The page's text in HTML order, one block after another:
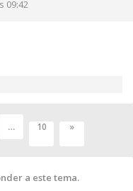
09:42
… 10 »
a este tema.